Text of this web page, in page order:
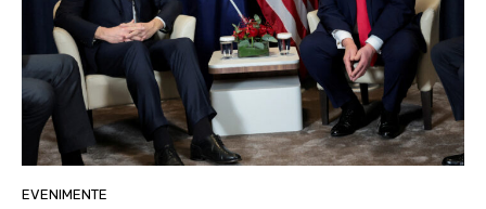
EVENIMENTE